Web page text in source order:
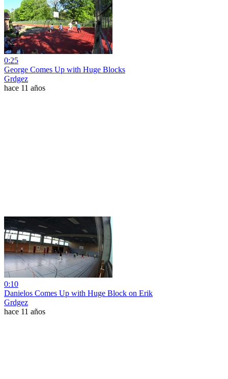
0:25
George Comes Up with Huge Blocks
Grdgez
hace 11 años
0:10
Danielos Comes Up with Huge Block on Erik
Grdgez
hace 11 años